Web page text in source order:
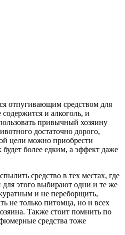
отпугивающим средством для
содержится и алкоголь, и
привычный хозяину
достаточно дорого,
цели можно приобрести
более едким, а эффект даже
средство в тех местах, где
для этого выбирают одни и те же
и не переборщить,
не только питомца, но и всех
Также стоит помнить по
средства тоже